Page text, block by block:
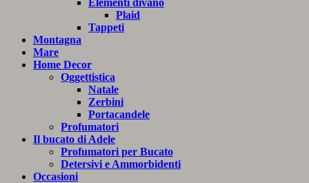
Plaid
Tappeti
Montagna
Mare
Home Decor
Oggettistica
Natale
Zerbini
Portacandele
Profumatori
Il bucato di Adele
Profumatori per Bucato
Detersivi e Ammorbidenti
Occasioni